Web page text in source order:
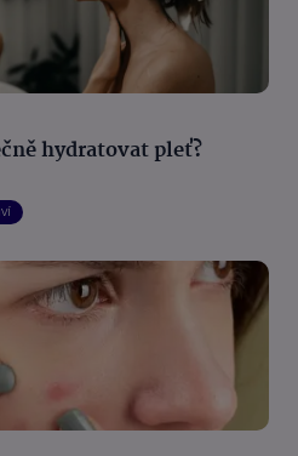
hydratovat pleť?